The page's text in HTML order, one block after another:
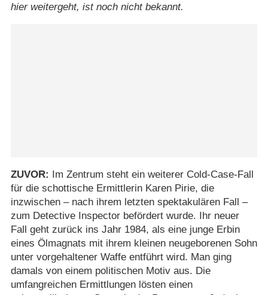
hier weitergeht, ist noch nicht bekannt.
ZUVOR: Im Zentrum steht ein weiterer Cold-Case-Fall
für die schottische Ermittlerin Karen Pirie, die
inzwischen – nach ihrem letzten spektakulären Fall –
zum Detective Inspector befördert wurde. Ihr neuer
Fall geht zurück ins Jahr 1984, als eine junge Erbin
eines Ölmagnats mit ihrem kleinen neugeborenen Sohn
unter vorgehaltener Waffe entführt wird. Man ging
damals von einem politischen Motiv aus. Die
umfangreichen Ermittlungen lösten einen